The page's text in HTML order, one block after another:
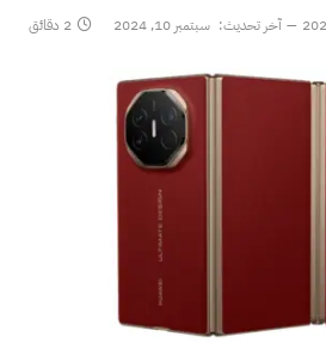
آخر تحديث: سبتمبر 10, 2024 2 دقائق